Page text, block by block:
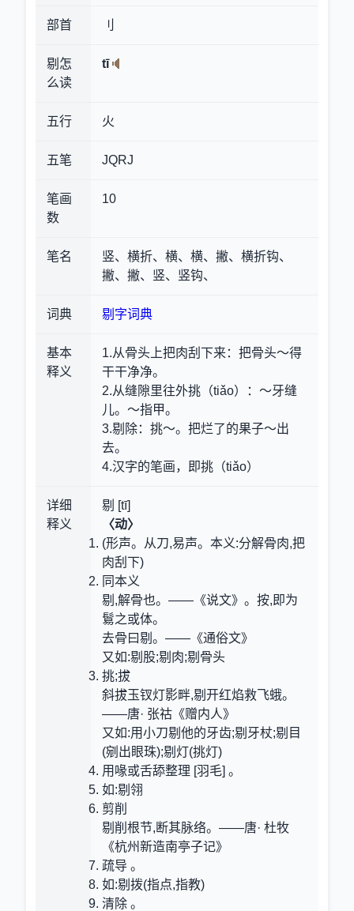
部首 刂
剔怎
么读
tī
五行 火
五笔 JQRJ
笔画
数
10
笔名
竖、横折、横、横、撇、横折钩、
撇、撇、竖、竖钩、
词典 剔字词典
基本
释义
1.从骨头上把肉刮下来：把骨头～得
干干净净。
2.从缝隙里往外挑（tiǎo）
：～牙缝
儿。～指甲。
3.剔除：挑～。把烂了的果子～出
去。
4.汉字的笔画，即挑（tiǎo）
详细
释义
剔 [tī]
〈动〉
(形声。从刀,易声。本义:分解骨肉,把
肉刮下)
同本义
剔,解骨也。——《说文》。按,即为
鬄之或体。
去骨曰剔。——《通俗文》
又如:剔股;剔肉;剔骨头
挑;拔
斜拔玉钗灯影畔,剔开红焰救飞蛾。
——唐· 张祜《赠内人》
又如:用小刀剔他的牙齿;剔牙杖;剔目
(剜出眼珠);剔灯(挑灯)
用喙或舌舔整理 [羽毛] 。
如:剔翎
剪削
剔削根节,断其脉络。——唐· 杜牧
《杭州新造南亭子记》
疏导 。
如:剔拨(指点,指教)
清除 。